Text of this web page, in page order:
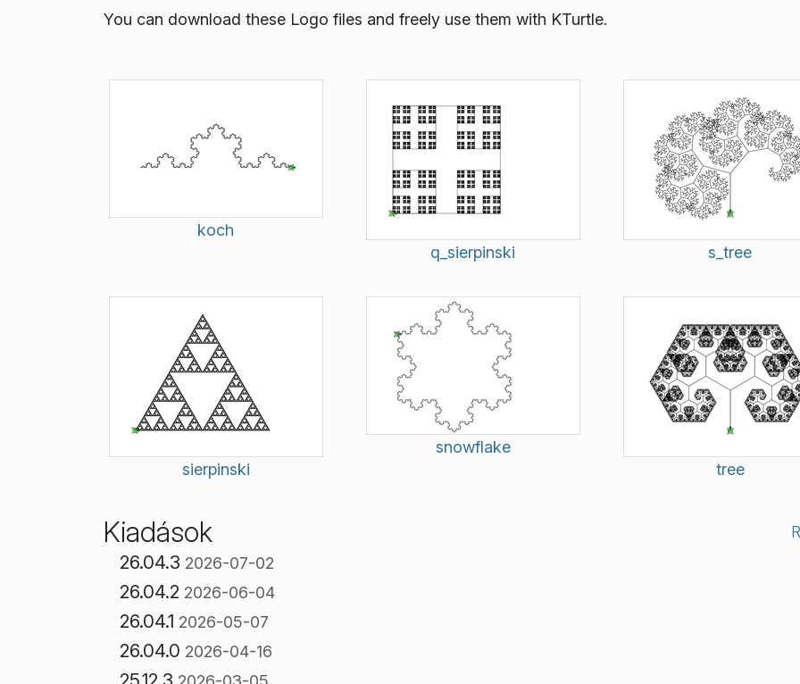
You can download these Logo files and freely use them with KTurtle.
koch
q_sierpinski
s_tree
sierpinski
snowflake
tree
Kiadások
26.04.3 2026-07-02
26.04.2 2026-06-04
26.04.1 2026-05-07
26.04.0 2026-04-16